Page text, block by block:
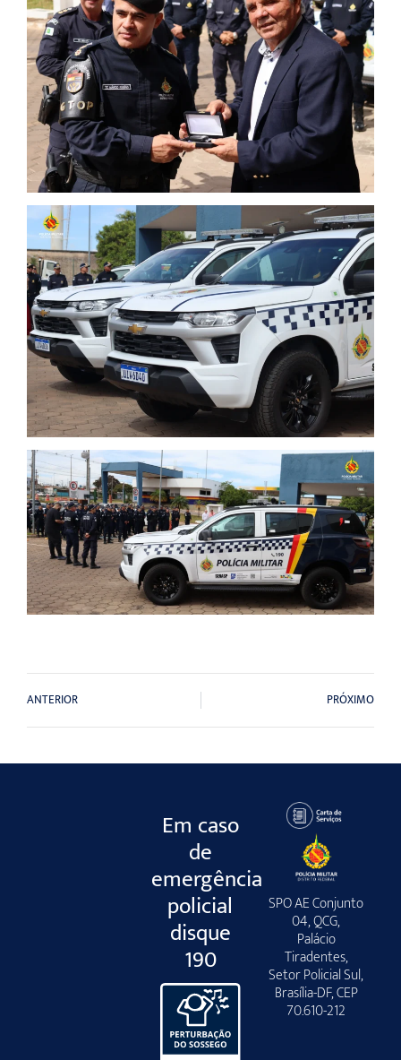
ANTERIOR PRÓXIMO
Em caso
de
emergência
policial
disque
190
SPO AE Conjunto
04, QCG,
Palácio
Tiradentes,
Setor Policial Sul,
Brasília-DF, CEP
70.610-212